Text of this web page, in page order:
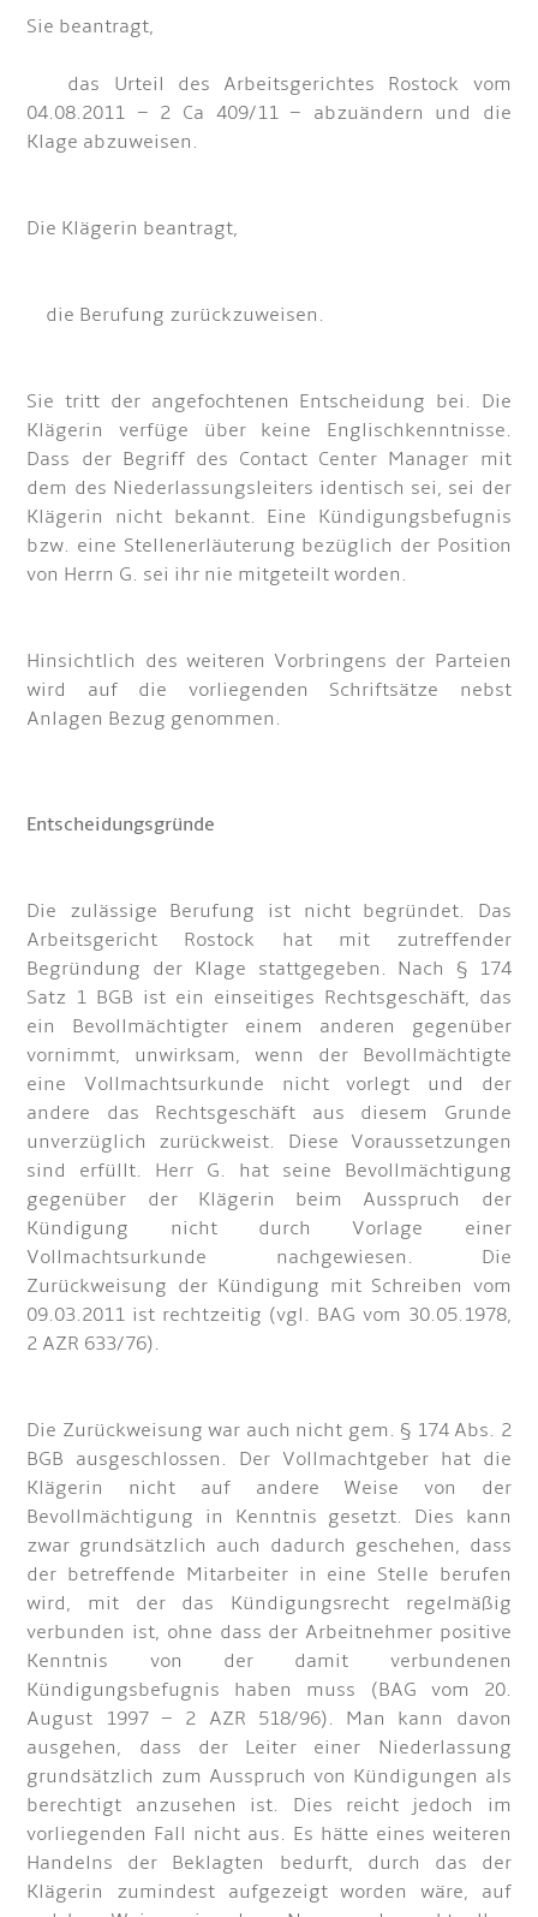
Sie beantragt,
das Urteil des Arbeitsgerichtes Rostock vom
04.08.2011 – 2 Ca 409/11 – abzuändern und die
Klage abzuweisen.
Die Klägerin beantragt,
die Berufung zurückzuweisen.
Sie tritt der angefochtenen Entscheidung bei. Die
Klägerin verfüge über keine Englischkenntnisse.
Dass der Begriff des Contact Center Manager mit
dem des Niederlassungsleiters identisch sei, sei der
Klägerin nicht bekannt. Eine Kündigungsbefugnis
bzw. eine Stellenerläuterung bezüglich der Position
von Herrn G. sei ihr nie mitgeteilt worden.
Hinsichtlich des weiteren Vorbringens der Parteien
wird auf die vorliegenden Schriftsätze nebst
Anlagen Bezug genommen.
Entscheidungsgründe
Die zulässige Berufung ist nicht begründet. Das
Arbeitsgericht Rostock hat mit zutreffender
Begründung der Klage stattgegeben. Nach § 174
Satz 1 BGB ist ein einseitiges Rechtsgeschäft, das
ein Bevollmächtigter einem anderen gegenüber
vornimmt, unwirksam, wenn der Bevollmächtigte
eine Vollmachtsurkunde nicht vorlegt und der
andere das Rechtsgeschäft aus diesem Grunde
unverzüglich zurückweist. Diese Voraussetzungen
sind erfüllt. Herr G. hat seine Bevollmächtigung
gegenüber der Klägerin beim Ausspruch der
Kündigung nicht durch Vorlage einer
Vollmachtsurkunde nachgewiesen. Die
Zurückweisung der Kündigung mit Schreiben vom
09.03.2011 ist rechtzeitig (vgl. BAG vom 30.05.1978,
2 AZR 633/76).
Die Zurückweisung war auch nicht gem. § 174 Abs. 2
BGB ausgeschlossen. Der Vollmachtgeber hat die
Klägerin nicht auf andere Weise von der
Bevollmächtigung in Kenntnis gesetzt. Dies kann
zwar grundsätzlich auch dadurch geschehen, dass
der betreffende Mitarbeiter in eine Stelle berufen
wird, mit der das Kündigungsrecht regelmäßig
verbunden ist, ohne dass der Arbeitnehmer positive
Kenntnis von der damit verbundenen
Kündigungsbefugnis haben muss (BAG vom 20.
August 1997 – 2 AZR 518/96). Man kann davon
ausgehen, dass der Leiter einer Niederlassung
grundsätzlich zum Ausspruch von Kündigungen als
berechtigt anzusehen ist. Dies reicht jedoch im
vorliegenden Fall nicht aus. Es hätte eines weiteren
Handelns der Beklagten bedurft, durch das der
Klägerin zumindest aufgezeigt worden wäre, auf